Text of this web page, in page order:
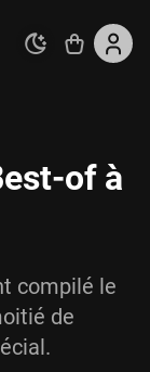
of à
compilé le
de